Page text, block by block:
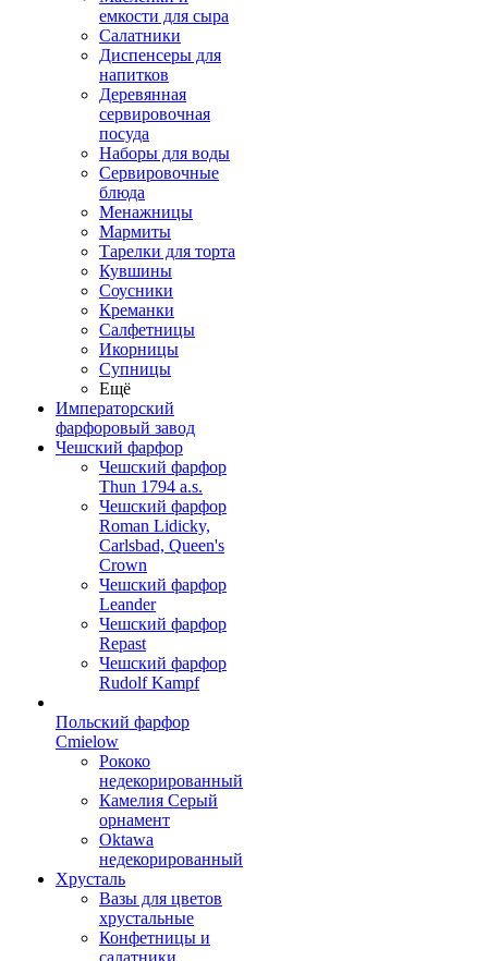
емкости для сыра
Салатники
Диспенсеры для
напитков
Деревянная
сервировочная
посуда
Наборы для воды
Сервировочные
блюда
Менажницы
Мармиты
Тарелки для торта
Кувшины
Соусники
Креманки
Салфетницы
Икорницы
Супницы
Ещё
Императорский
фарфоровый завод
Чешский фарфор
Чешский фарфор
Thun 1794 a.s.
Чешский фарфор
Roman Lidicky,
Carlsbad, Queen's
Crown
Чешский фарфор
Leander
Чешский фарфор
Repast
Чешский фарфор
Rudolf Kampf
Польский фарфор
Сmielow
Рококо
недекорированный
Камелия Серый
орнамент
Oktawa
недекорированный
Хрусталь
Вазы для цветов
хрустальные
Конфетницы и
салатники